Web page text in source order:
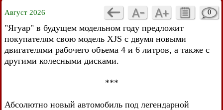
Август 2026 0
"Ягуар" в будущем модельном году предложит
покупателям свою модель XJS с двумя новыми
двигателями рабочего объема 4 и 6 литров, а также с
другими колесными дисками.
***
Абсолютно новый автомобиль под легендарной